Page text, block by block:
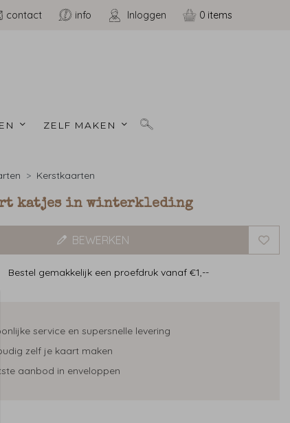
contact info Inloggen 0
ZELF MAKEN
Schaatsen
Kerstkaarten
katjes in winterkleding
BEWERKEN
Bestel gemakkelijk een proefdruk vanaf €1,--
service en supersnelle levering
zelf je kaart maken
aanbod in enveloppen